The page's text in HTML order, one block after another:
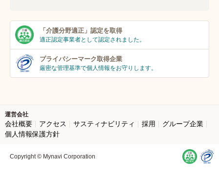
「介護分野適正」 認定を取得
適正認定事業者として認定されました。
プライバシーマーク取得企業
厳密な管理基準で個人情報をお守りします。
運営会社
会社概要 アクセス サスティナビリティ 採用
グループ企業
個人情報保護方針
Copyright © Mynavi Corporation